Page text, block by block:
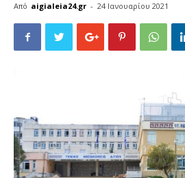
Από aigialeia24.gr - 24 Ιανουαρίου 2021